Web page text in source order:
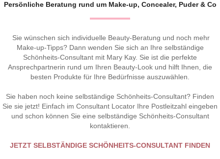
Persönliche Beratung rund um Make-up, Concealer, Puder & Co
Sie wünschen sich individuelle Beauty-Beratung und noch mehr
Make-up-Tipps? Dann wenden Sie sich an Ihre selbständige
Schönheits-Consultant mit Mary Kay. Sie ist die perfekte
Ansprechpartnerin rund um Ihren Beauty-Look und hilft Ihnen, die
besten Produkte für Ihre Bedürfnisse auszuwählen.
Sie haben noch keine selbständige Schönheits-Consultant? Finden
Sie sie jetzt! Einfach im Consultant Locator Ihre Postleitzahl eingeben
und schon können Sie eine selbständige Schönheits-Consultant
kontaktieren.
JETZT SELBSTÄNDIGE SCHÖNHEITS-CONSULTANT FINDEN